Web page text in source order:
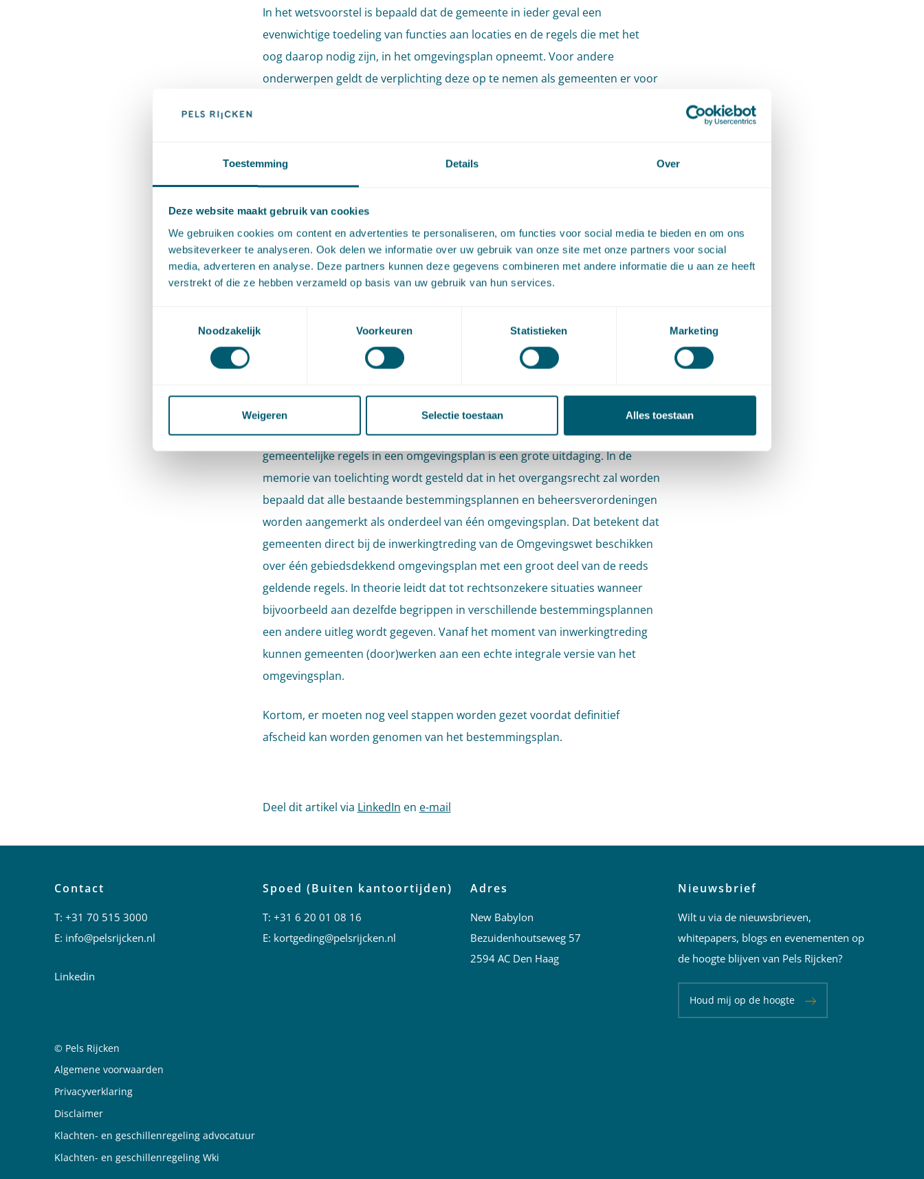
Toestemming Details Over
Deze website maakt gebruik van cookies
We gebruiken cookies om content en advertenties te personaliseren, om functies voor social media te bieden en om ons
websiteverkeer te analyseren. Ook delen we informatie over uw gebruik van onze site met onze partners voor social
media, adverteren en analyse. Deze partners kunnen deze gegevens combineren met andere informatie die u aan ze heeft
verstrekt of die ze hebben verzameld op basis van uw gebruik van hun services.
Noodzakelijk
Voorkeuren Statistieken Marketing
Weigeren Selectie toestaan Alles toestaan
In het wetsvoorstel is bepaald dat de gemeente in ieder geval een
evenwichtige toedeling van functies aan locaties en de regels die met het
oog daarop nodig zijn, in het omgevingsplan opneemt. Voor andere
onderwerpen geldt de verplichting deze op te nemen als gemeenten er voor
afwijkactiviteit.
Eén omgevingsplan per
gemeente
Eén van de uitgangspunten van het wetsvoorstel is dat gemeenten hun
Dat bevordert de inzichtelijkheid, samenhang en naleving van de
regelgeving. De gemeenteraad kan er echter voor kiezen om meerdere
deelplannen vast te stellen. Deze plannen mogen elkaar in geen geval
streefbeeld is dan ook dat de verschillende deelplannen uiteindelijk leiden
tot één omgevingsplan per gemeente. Het integreren van de bestaande
gemeentelijke regels in een omgevingsplan is een grote uitdaging. In de
memorie van toelichting wordt gesteld dat in het overgangsrecht zal worden
bepaald dat alle bestaande bestemmingsplannen en beheersverordeningen
worden aangemerkt als onderdeel van één omgevingsplan. Dat betekent dat
gemeenten direct bij de inwerkingtreding van de Omgevingswet beschikken
over één gebiedsdekkend omgevingsplan met een groot deel van de reeds
geldende regels. In theorie leidt dat tot rechtsonzekere situaties wanneer
bijvoorbeeld aan dezelfde begrippen in verschillende bestemmingsplannen
een andere uitleg wordt gegeven. Vanaf het moment van inwerkingtreding
kunnen gemeenten (door)werken aan een echte integrale versie van het
omgevingsplan.
Kortom, er moeten nog veel stappen worden gezet voordat definitief
afscheid kan worden genomen van het bestemmingsplan.
Deel dit artikel via LinkedIn en e-mail
Contact
T:+31 70 515 3000
E: info@pelsrijcken.nl
Linkedin
Spoed (Buiten kantoortijden)
T: +31 6 20 01 08 16
E: kortgeding@pelsrijcken.nl
Adres
New Babylon
Bezuidenhoutseweg 57
2594 AC Den Haag
Nieuwsbrief
Wilt u via de nieuwsbrieven,
whitepapers, blogs en evenementen op
de hoogte blijven van Pels Rijcken?
Houd mij op de hoogte
Juridische informatie
© Pels Rijcken
Algemene voorwaarden
Privacyverklaring
Disclaimer
Klachten- en geschillenregeling advocatuur
Klachten- en geschillenregeling Wki